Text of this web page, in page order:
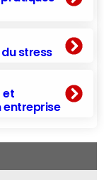
stress
et
entreprise